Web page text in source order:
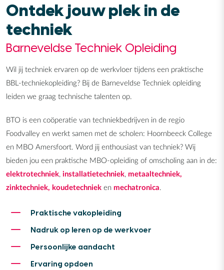
Ontdek jouw plek in de
techniek
Barneveldse Techniek Opleiding
Wil jij techniek ervaren op de werkvloer tijdens een praktische
BBL-techniekopleiding? Bij de Barneveldse Techniek opleiding
leiden we graag technische talenten op.
BTO is een coöperatie van techniekbedrijven in de regio
Foodvalley en werkt samen met de scholen: Hoornbeeck College
en MBO Amersfoort. Word jij enthousiast van techniek? Wij
bieden jou een praktische MBO-opleiding of omscholing aan in de:
elektrotechniek, installatietechniek, metaaltechniek,
zinktechniek, koudetechniek en mechatronica.
Praktische vakopleiding
Nadruk op leren op de werkvoer
Persoonlijke aandacht
Ervaring opdoen